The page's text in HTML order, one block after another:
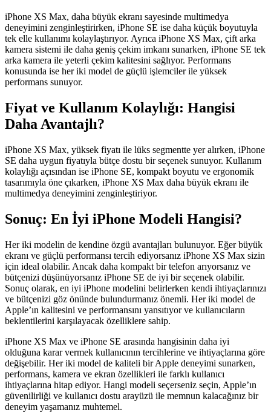
iPhone XS Max, daha büyük ekranı sayesinde multimedya
deneyimini zenginleştirirken, iPhone SE ise daha küçük boyutuyla
tek elle kullanımı kolaylaştırıyor. Ayrıca iPhone XS Max, çift arka
kamera sistemi ile daha geniş çekim imkanı sunarken, iPhone SE tek
arka kamera ile yeterli çekim kalitesini sağlıyor. Performans
konusunda ise her iki model de güçlü işlemciler ile yüksek
performans sunuyor.
Fiyat ve Kullanım Kolaylığı: Hangisi
Daha Avantajlı?
iPhone XS Max, yüksek fiyatı ile lüks segmentte yer alırken, iPhone
SE daha uygun fiyatıyla bütçe dostu bir seçenek sunuyor. Kullanım
kolaylığı açısından ise iPhone SE, kompakt boyutu ve ergonomik
tasarımıyla öne çıkarken, iPhone XS Max daha büyük ekranı ile
multimedya deneyimini zenginleştiriyor.
Sonuç: En İyi iPhone Modeli Hangisi?
Her iki modelin de kendine özgü avantajları bulunuyor. Eğer büyük
ekranı ve güçlü performansı tercih ediyorsanız iPhone XS Max sizin
için ideal olabilir. Ancak daha kompakt bir telefon arıyorsanız ve
bütçenizi düşünüyorsanız iPhone SE de iyi bir seçenek olabilir.
Sonuç olarak, en iyi iPhone modelini belirlerken kendi ihtiyaçlarınızı
ve bütçenizi göz önünde bulundurmanız önemli. Her iki model de
Apple’ın kalitesini ve performansını yansıtıyor ve kullanıcıların
beklentilerini karşılayacak özelliklere sahip.
iPhone XS Max ve iPhone SE arasında hangisinin daha iyi
olduğuna karar vermek kullanıcının tercihlerine ve ihtiyaçlarına göre
değişebilir. Her iki model de kaliteli bir Apple deneyimi sunarken,
performans, kamera ve ekran özellikleri ile farklı kullanıcı
ihtiyaçlarına hitap ediyor. Hangi modeli seçerseniz seçin, Apple’ın
güvenilirliği ve kullanıcı dostu arayüzü ile memnun kalacağınız bir
deneyim yaşamanız muhtemel.